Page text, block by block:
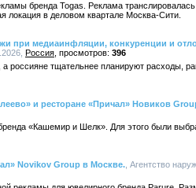
бренда Togas. Реклама транслировалась
в деловом квартале Москва-Сити.
при медиаинфляции, конкуренции и
Россия
396
россияне тщательнее планируют расходы,
и ресторане «Причал» Новиков
«Кашемир и Шелк». Для этого были
Novikov Group в Москве. , Агентство